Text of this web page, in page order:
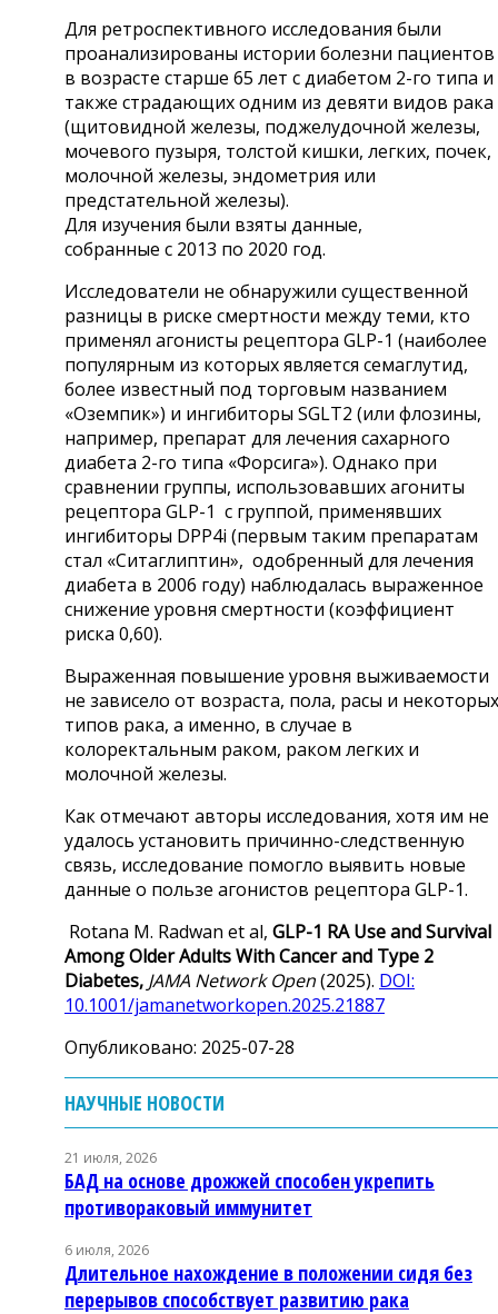
Для ретроспективного исследования были
проанализированы истории болезни пациентов
в возрасте старше 65 лет с диабетом 2-го типа и
также страдающих одним из девяти видов рака
(щитовидной железы, поджелудочной железы,
мочевого пузыря, толстой кишки, легких, почек,
молочной железы, эндометрия или
предстательной железы).
Для изучения были взяты данные,
собранные с 2013 по 2020 год.
Исследователи не обнаружили существенной
разницы в риске смертности между теми, кто
применял агонисты рецептора GLP-1 (наиболее
популярным из которых является семаглутид,
более известный под торговым названием
«Оземпик») и ингибиторы SGLT2 (или флозины,
например, препарат для лечения сахарного
диабета 2-го типа «Форсига»). Однако при
сравнении группы, использовавших агониты
рецептора GLP-1 с группой, применявших
ингибиторы DPP4i (первым таким препаратам
стал «Ситаглиптин», одобренный для лечения
диабета в 2006 году) наблюдалась выраженное
снижение уровня смертности (коэффициент
риска 0,60).
Выраженная повышение уровня выживаемости
не зависело от возраста, пола, расы и некоторых
типов рака, а именно, в случае в
колоректальным раком, раком легких и
молочной железы.
Как отмечают авторы исследования, хотя им не
удалось установить причинно-следственную
связь, исследование помогло выявить новые
данные о пользе агонистов рецептора GLP-1.
Rotana M. Radwan et al, GLP-1 RA Use and Survival
Among Older Adults With Cancer and Type 2
Diabetes, JAMA Network Open(2025). DOI:
10.1001/jamanetworkopen.2025.21887
Опубликовано: 2025-07-28
НАУЧНЫЕ НОВОСТИ
21 июля, 2026
БАД на основе дрожжей способен укрепить
противораковый иммунитет
6 июля, 2026
Длительное нахождение в положении сидя без
перерывов способствует развитию рака